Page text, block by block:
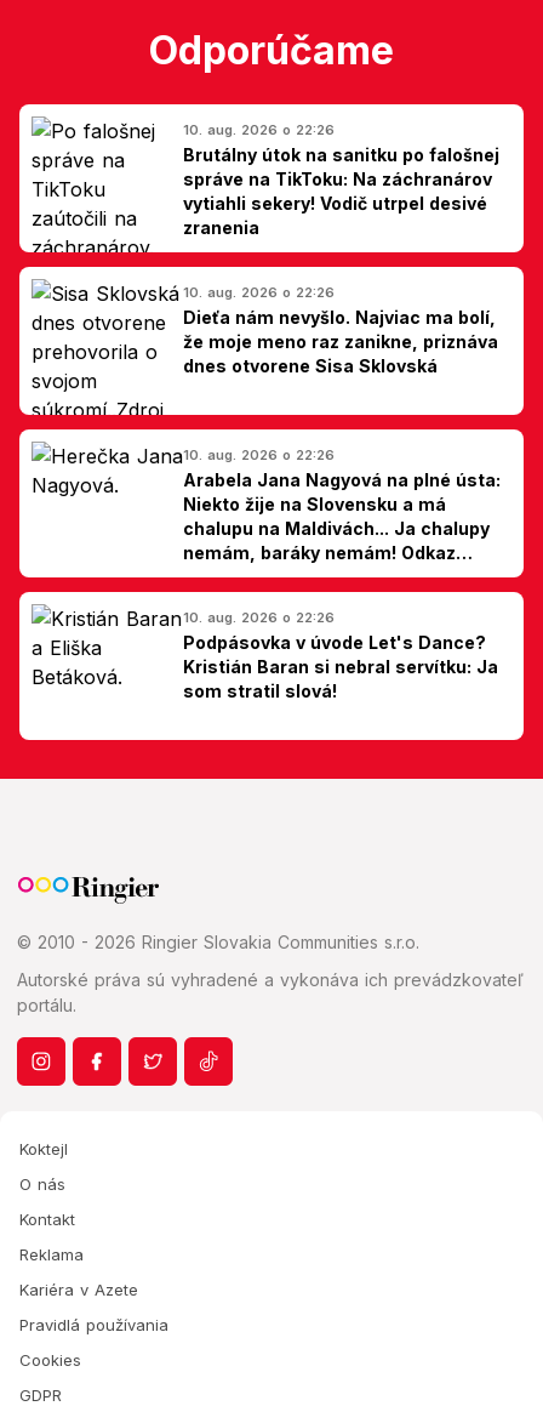
Odporúčame
10. aug. 2026 o 22:26
Brutálny útok na sanitku po falošnej
správe na TikToku: Na záchranárov
vytiahli sekery! Vodič utrpel desivé
zranenia
10. aug. 2026 o 22:26
Dieťa nám nevyšlo. Najviac ma bolí,
že moje meno raz zanikne, priznáva
dnes otvorene Sisa Sklovská
10. aug. 2026 o 22:26
Arabela Jana Nagyová na plné ústa:
Niekto žije na Slovensku a má
chalupu na Maldivách... Ja chalupy
nemám, baráky nemám! Odkaz
Slovákom
10. aug. 2026 o 22:26
Podpásovka v úvode Let's Dance?
Kristián Baran si nebral servítku: Ja
som stratil slová!
© 2010 - 2026 Ringier Slovakia Communities s.r.o.
Autorské práva sú vyhradené a vykonáva ich prevádzkovateľ
portálu.
Koktejl
O nás
Kontakt
Reklama
Kariéra v Azete
Pravidlá používania
Cookies
GDPR